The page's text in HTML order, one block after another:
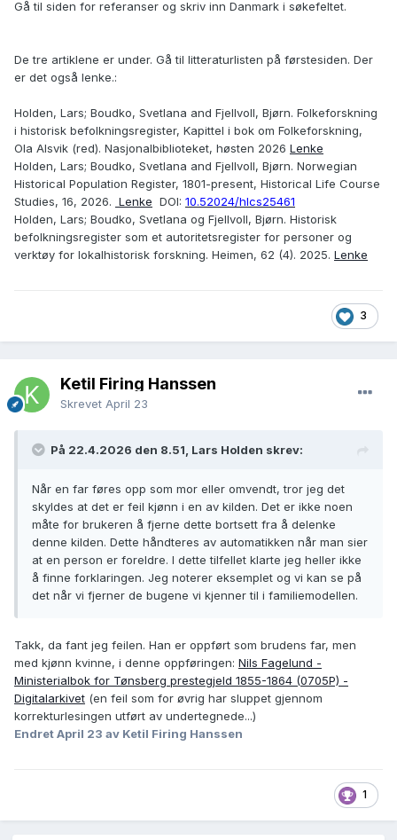
Gå til siden for referanser og skriv inn Danmark i søkefeltet.
De tre artiklene er under. Gå til litteraturlisten på førstesiden. Der
er det også lenke.:
Holden, Lars; Boudko, Svetlana and Fjellvoll, Bjørn. Folkeforskning
i historisk befolkningsregister, Kapittel i bok om Folkeforskning,
Ola Alsvik (red). Nasjonalbiblioteket, høsten 2026 Lenke
Holden, Lars; Boudko, Svetlana and Fjellvoll, Bjørn. Norwegian
Historical Population Register, 1801-present, Historical Life Course
Studies, 16, 2026. Lenke DOI: 10.52024/hlcs25461
Holden, Lars; Boudko, Svetlana og Fjellvoll, Bjørn. Historisk
befolkningsregister som et autoritetsregister for personer og
verktøy for lokalhistorisk forskning. Heimen, 62 (4). 2025. Lenke
3
Ketil Firing Hanssen
Skrevet April 23
På 22.4.2026 den 8.51, Lars Holden skrev:
Når en far føres opp som mor eller omvendt, tror jeg det
skyldes at det er feil kjønn i en av kilden. Det er ikke noen
måte for brukeren å fjerne dette bortsett fra å delenke
denne kilden. Dette håndteres av automatikken når man sier
at en person er foreldre. I dette tilfellet klarte jeg heller ikke
å finne forklaringen. Jeg noterer eksemplet og vi kan se på
det når vi fjerner de bugene vi kjenner til i familiemodellen.
Takk, da fant jeg feilen. Han er oppført som brudens far, men
med kjønn kvinne, i denne oppføringen: Nils Fagelund -
Ministerialbok for Tønsberg prestegjeld 1855-1864 (0705P) -
Digitalarkivet (en feil som for øvrig har sluppet gjennom
korrekturlesingen utført av undertegnede...)
EndretApril 23 av Ketil Firing Hanssen
1